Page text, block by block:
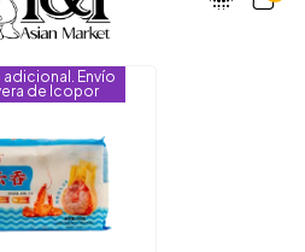
Envío
de Icopor